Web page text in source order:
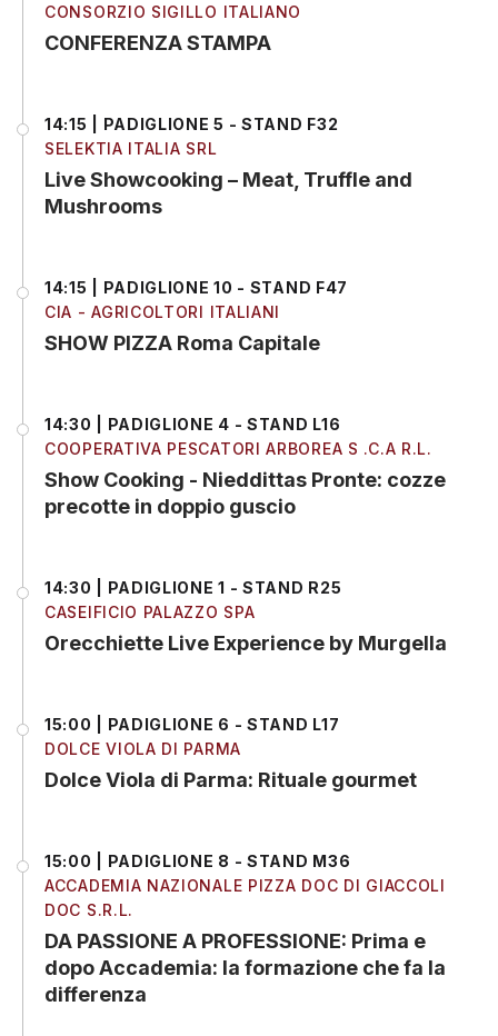
CONSORZIO SIGILLO ITALIANO
CONFERENZA STAMPA
14:15 | PADIGLIONE 5 - STAND F32
SELEKTIA ITALIA SRL
Live Showcooking – Meat, Truffle and
Mushrooms
14:15 | PADIGLIONE 10 - STAND F47
CIA - AGRICOLTORI ITALIANI
SHOW PIZZA Roma Capitale
14:30 | PADIGLIONE 4 - STAND L16
COOPERATIVA PESCATORI ARBOREA S .C.A R.L.
Show Cooking - Nieddittas Pronte: cozze
precotte in doppio guscio
14:30 | PADIGLIONE 1 - STAND R25
CASEIFICIO PALAZZO SPA
Orecchiette Live Experience by Murgella
15:00 | PADIGLIONE 6 - STAND L17
DOLCE VIOLA DI PARMA
Dolce Viola di Parma: Rituale gourmet
15:00 | PADIGLIONE 8 - STAND M36
ACCADEMIA NAZIONALE PIZZA DOC DI GIACCOLI
DOC S.R.L.
DA PASSIONE A PROFESSIONE: Prima e
dopo Accademia: la formazione che fa la
differenza